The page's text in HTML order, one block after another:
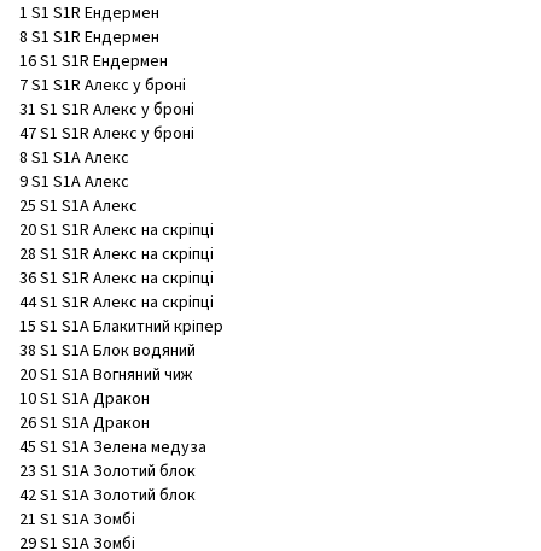
1 S1 S1R Ендермен
8 S1 S1R Ендермен
16 S1 S1R Ендермен
7 S1 S1R Алекс у броні
31 S1 S1R Алекс у броні
47 S1 S1R Алекс у броні
8 S1 S1A Алекс
9 S1 S1A Алекс
25 S1 S1A Алекс
20 S1 S1R Алекс на скріпці
28 S1 S1R Алекс на скріпці
36 S1 S1R Алекс на скріпці
44 S1 S1R Алекс на скріпці
15 S1 S1A Блакитний кріпер
38 S1 S1A Блок водяний
20 S1 S1A Вогняний чиж
10 S1 S1A Дракон
26 S1 S1A Дракон
45 S1 S1A Зелена медуза
23 S1 S1A Золотий блок
42 S1 S1A Золотий блок
21 S1 S1A Зомбі
29 S1 S1A Зомбі